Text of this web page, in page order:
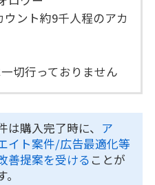
ント約9千人程のアカ
切行っておりません
は購入完了時に、 ア
イト案件/広告最適化等
善提案を受ける ことが